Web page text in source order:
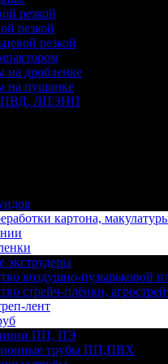
резкой
резкой
резкой
на дробленке
на пушонке
ПВД, ЛПЭНП
картона,
экструдеры
воздушно-пузырьковой
стрейч-плёнки,
лент
ПП, ПЭ
трубы ПП,ПВХ